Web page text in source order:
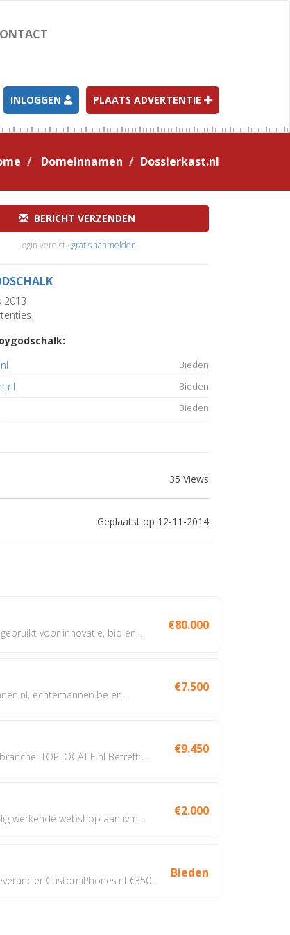
INLOGGEN PLAATS ADVERTENTIE
Domeinnamen Dossierkast.nl
BERICHT VERZENDEN
Login vereist · gratis aanmelden
2013
Bieden
Bieden
Bieden
35 Views
Geplaatst op 12-11-2014
voor innovatie, bio en...
€80.000
echtemannen.be en...
€7.500
TOPLOCATIE.nl Betreft:...
€9.450
werkende webshop aan ivm...
€2.000
CustomiPhones.nl €350...
Bieden